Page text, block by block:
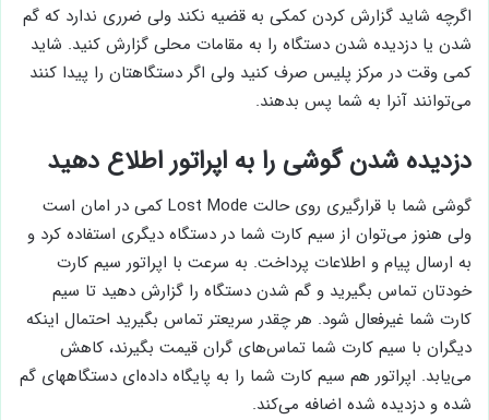
اگرچه شاید گزارش کردن کمکی به قضیه نکند ولی ضرری ندارد که گم
شدن یا دزدیده شدن دستگاه را به مقامات محلی گزارش کنید. شاید
کمی وقت در مرکز پلیس صرف کنید ولی اگر دستگاهتان را پیدا کنند
می‌توانند آنرا به شما پس بدهند.
دزدیده شدن گوشی را به اپراتور اطلاع دهید
گوشی شما با قرارگیری روی حالت Lost Mode کمی در امان است
ولی هنوز می‌توان از سیم کارت شما در دستگاه دیگری استفاده کرد و
به ارسال پیام و اطلاعات پرداخت. به سرعت با اپراتور سیم کارت
خودتان تماس بگیرید و گم شدن دستگاه را گزارش دهید تا سیم
کارت شما غیرفعال شود. هر چقدر سریعتر تماس بگیرید احتمال اینکه
دیگران با سیم کارت شما تماس‌های گران قیمت بگیرند، کاهش
می‌یابد. اپراتور هم سیم کارت شما را به پایگاه داده‌ای دستگاههای گم
شده و دزدیده شده اضافه می‌کند.